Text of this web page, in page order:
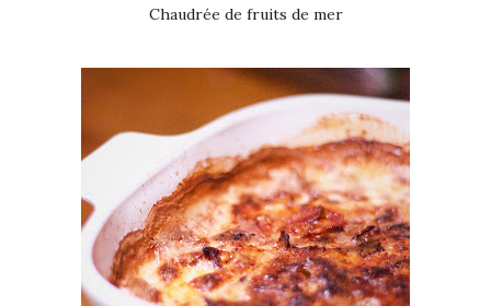
Chaudrée de fruits de mer